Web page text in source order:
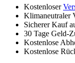
Kostenloser
Klimaneutraler
Sicherer Kauf
30 Tage Geld-
Kostenlose
Kostenlose